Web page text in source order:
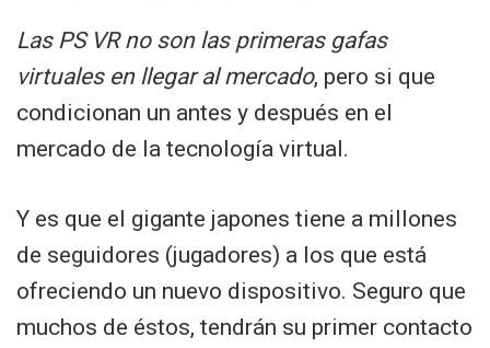
Las PS VR no son las primeras gafas
virtuales en llegar al mercado, pero si que
condicionan un antes y después en el
mercado de la tecnología virtual.
Y es que el gigante japones tiene a millones
de seguidores (jugadores) a los que está
ofreciendo un nuevo dispositivo. Seguro que
muchos de éstos, tendrán su primer contacto